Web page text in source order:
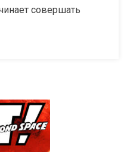
совершать